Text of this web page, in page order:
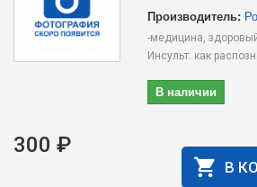
Производитель:
-медицина,
Инсульт: как
В наличии
300 ₽
В